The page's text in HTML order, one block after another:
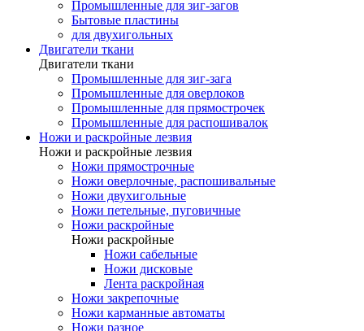
Промышленные для зиг-загов
Бытовые пластины
для двухигольных
Двигатели ткани
Двигатели ткани
Промышленные для зиг-зага
Промышленные для оверлоков
Промышленные для прямострочек
Промышленные для распошивалок
Ножи и раскройные лезвия
Ножи и раскройные лезвия
Ножи прямострочные
Ножи оверлочные, распошивальные
Ножи двухигольные
Ножи петельные, пуговичные
Ножи раскройные
Ножи раскройные
Ножи сабельные
Ножи дисковые
Лента раскройная
Ножи закрепочные
Ножи карманные автоматы
Ножи разное